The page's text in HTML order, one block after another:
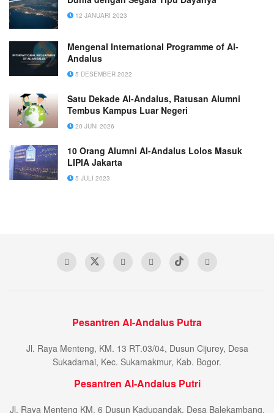
12 JANUARI 2023
Mengenal International Programme of Al-
Andalus
5 DESEMBER 2022
Satu Dekade Al-Andalus, Ratusan Alumni
Tembus Kampus Luar Negeri
20 JUNI 2026
10 Orang Alumni Al-Andalus Lolos Masuk
LIPIA Jakarta
5 JULI 2023
Pesantren Al-Andalus Putra
Jl. Raya Menteng, KM. 13 RT.03/04, Dusun Cijurey, Desa
Sukadamai, Kec. Sukamakmur, Kab. Bogor.
Pesantren Al-Andalus Putri
Jl. Raya Menteng KM. 6 Dusun Kadupandak, Desa Balekambang,